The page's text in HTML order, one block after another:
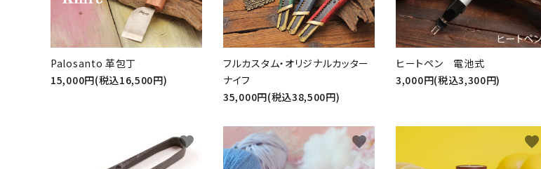
Palosanto 革包丁
15,000円(税込16,500円)
フルカスタム・オリジナルカッター
ナイフ
35,000円(税込38,500円)
ヒートペン 電池式
3,000円(税込3,300円)
favorite favorite favorite